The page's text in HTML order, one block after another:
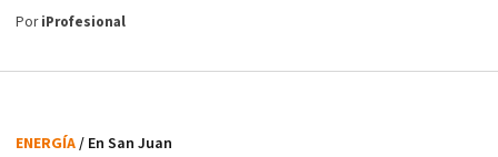
PoriProfesional
ENERGÍA/ En San Juan